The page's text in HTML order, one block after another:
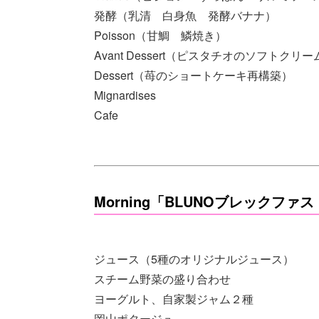
発酵（乳清 白身魚 発酵バナナ）
Poisson（甘鯛 鱗焼き）
Avant Dessert（ピスタチオのソフトクリー
Dessert（苺のショートケーキ再構築）
Mignardises
Cafe
Morning「BLUNOブレックファス
ジュース（5種のオリジナルジュース）
スチーム野菜の盛り合わせ
ヨーグルト、自家製ジャム２種